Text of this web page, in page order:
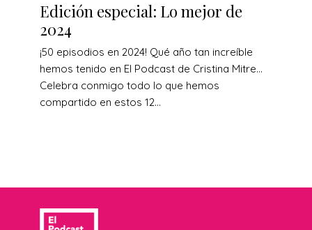
Edición especial: Lo mejor de
2024
¡50 episodios en 2024! Qué año tan increíble
hemos tenido en El Podcast de Cristina Mitre…
Celebra conmigo todo lo que hemos
compartido en estos 12...